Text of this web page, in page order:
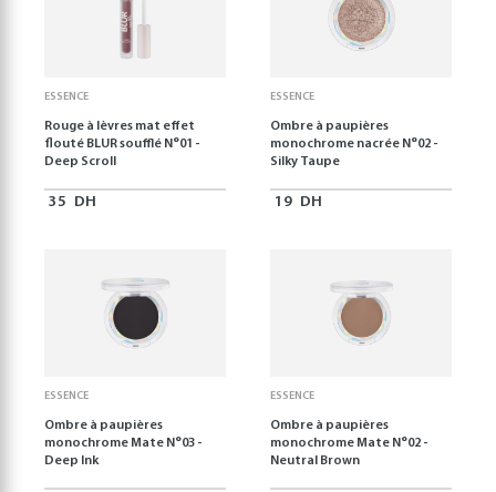
ESSENCE
Rouge à lèvres mat effet
flouté BLUR soufflé N°01 -
Deep Scroll
35 DH
ESSENCE
Ombre à paupières
monochrome nacrée N°02 -
Silky Taupe
19 DH
ESSENCE
Ombre à paupières
monochrome Mate N°03 -
Deep Ink
ESSENCE
Ombre à paupières
monochrome Mate N°02 -
Neutral Brown